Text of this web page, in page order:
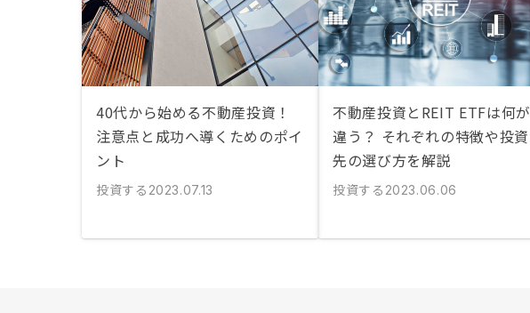
40代から始める不動産投資！
注意点と成功へ導くためのポイ
ント
投資する 2023.07.13
不動産投資とREIT ETFは何が
違う？ それぞれの特徴や投資
先の選び方を解説
投資する 2023.06.06